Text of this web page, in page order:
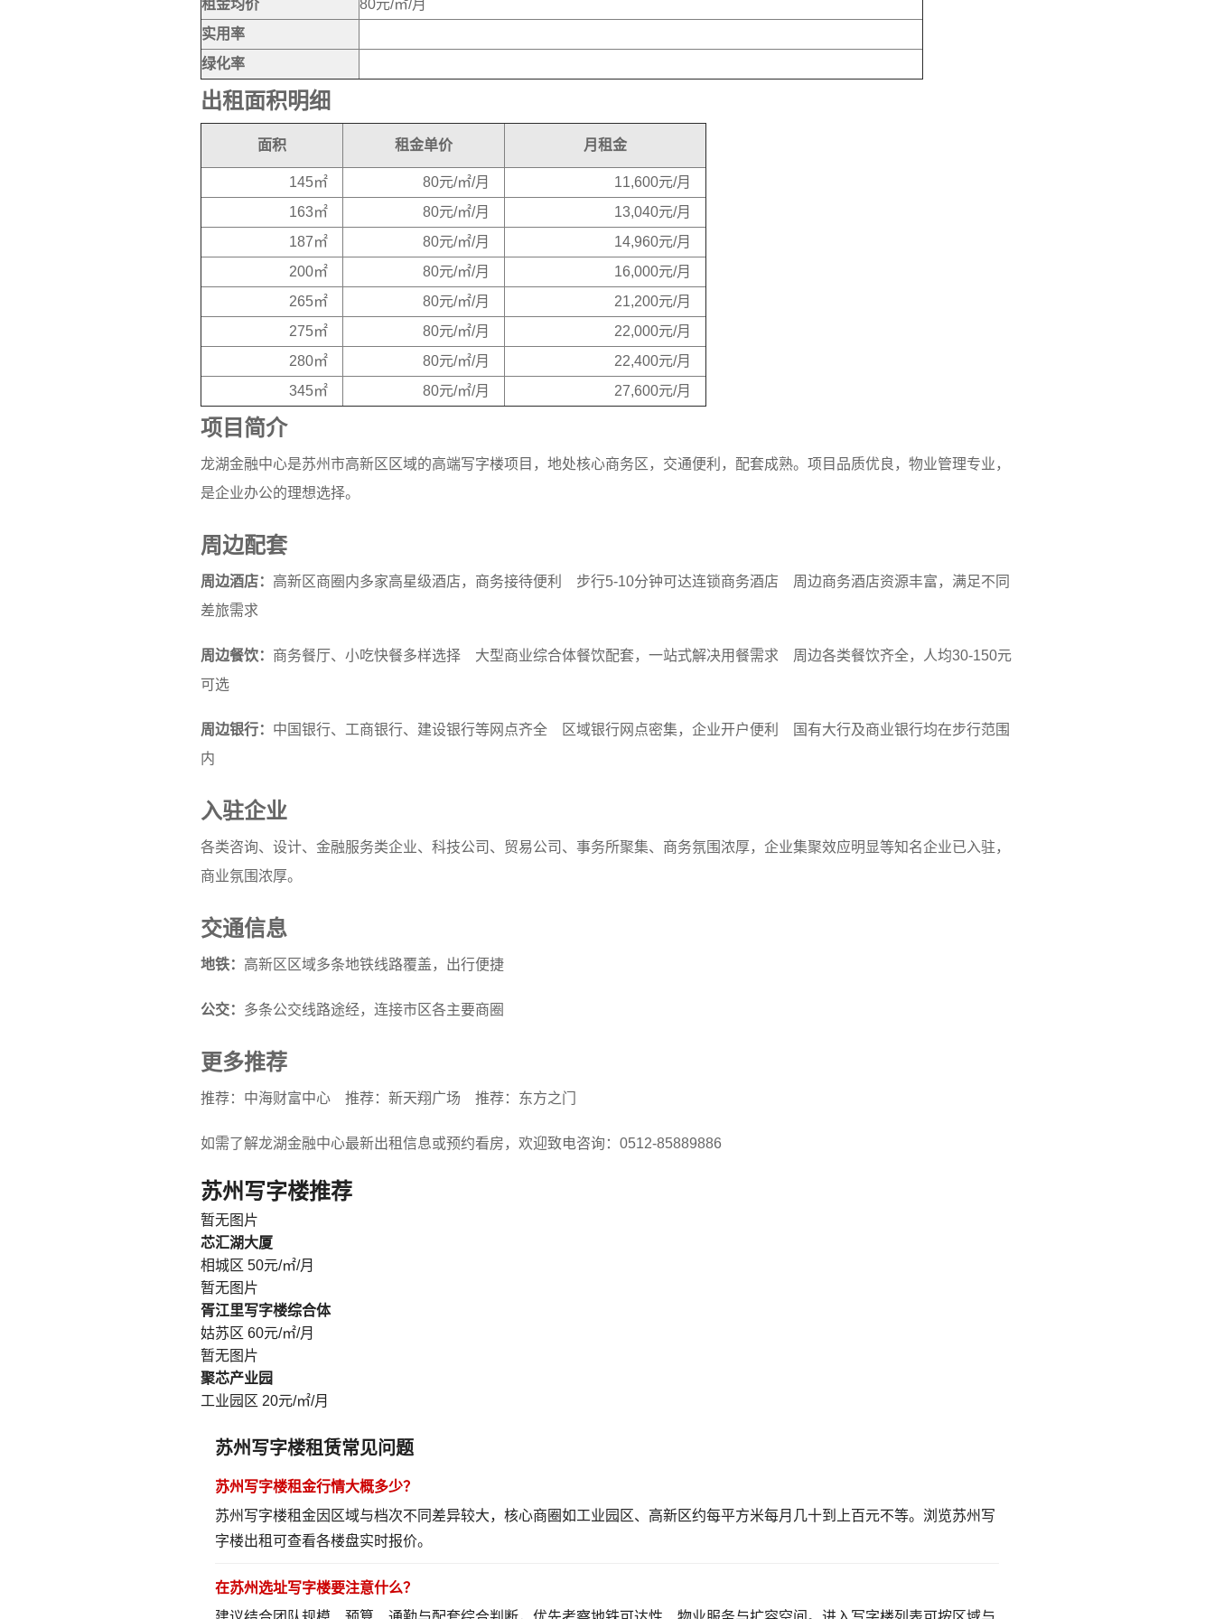
租金均价
80元/㎡/月
实用率
绿化率
出租面积明细
面积 租金单价 月租金
145㎡ 80元/㎡/月
11,600元/月
163㎡
80元/㎡/月
13,040元/月
187㎡
80元/㎡/月
14,960元/月
200㎡
80元/㎡/月
16,000元/月
265㎡
80元/㎡/月
21,200元/月
275㎡
80元/㎡/月
22,000元/月
280㎡
80元/㎡/月
22,400元/月
345㎡
80元/㎡/月 27,600元/月
项目简介
龙湖金融中心是苏州市高新区区域的高端写字楼项目，地处核心商务区，交通便利，配套成熟。项目品质优良，物业管理专业，
是企业办公的理想选择。
周边配套
周边酒店： 高新区商圈内多家高星级酒店，商务接待便利 步行5-10分钟可达连锁商务酒店 周边商务酒店资源丰富，满足不同
差旅需求
周边餐饮： 商务餐厅、小吃快餐多样选择 大型商业综合体餐饮配套，一站式解决用餐需求 周边各类餐饮齐全，人均30-150元
可选
周边银行： 中国银行、工商银行、建设银行等网点齐全 区域银行网点密集，企业开户便利 国有大行及商业银行均在步行范围
内
入驻企业
各类咨询、设计、金融服务类企业、科技公司、贸易公司、事务所聚集、商务氛围浓厚，企业集聚效应明显等知名企业已入驻，
商业氛围浓厚。
交通信息
地铁： 高新区区域多条地铁线路覆盖，出行便捷
公交： 多条公交线路途经，连接市区各主要商圈
更多推荐
推荐：中海财富中心 推荐：新天翔广场 推荐：东方之门
如需了解龙湖金融中心最新出租信息或预约看房，欢迎致电咨询：0512-85889886
苏州写字楼推荐
暂无图片
芯汇湖大厦
相城区 50元/㎡/月
暂无图片
胥江里写字楼综合体
姑苏区 60元/㎡/月
暂无图片
聚芯产业园
工业园区 20元/㎡/月
苏州写字楼租赁常见问题
苏州写字楼租金行情大概多少？
苏州写字楼租金因区域与档次不同差异较大，核心商圈如工业园区、高新区约每平方米每月几十到上百元不等。 浏览苏州写
字楼出租可查看各楼盘实时报价。
在苏州选址写字楼要注意什么？